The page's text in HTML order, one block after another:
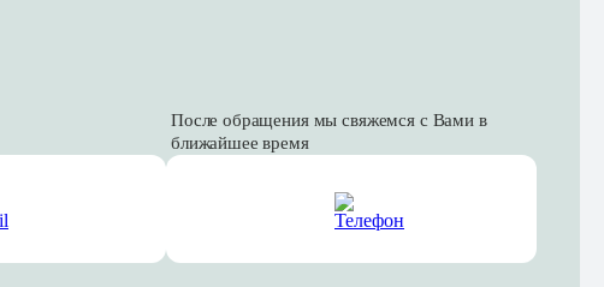
После обращения мы свяжемся с Вами в
ближайшее время